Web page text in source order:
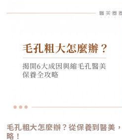
低，肌膚質感可能回復至治療前的狀態
胞活力下降，因此建議每3至4個月進行
健康。一項針對40至65歲受試者的研
隔30天）後，在1個月與4個月的評估中
升，且效果可維持至少4個月。受試者
緻，印證持續治療的重要性。（參考來
菲洛療程前後注意事項術前： 停止服用
E） 治療當天避免化妝、飲酒 保持作息
24小時內避免按摩施打部位 三天內避免
熱敷與刺激性護膚產品 建議加強保濕、
與風險Profhilo屬於非交聯玻尿酸，不
作用相對少。常見輕微反應包括： 注射
（數日內可自行消退） 極少數人可能會
內緩解※ 選擇合法診所與原廠授權產品
為什麼 Profhilo 成為新一代醫美趨勢？
追求自然、柔和的改善效果，不希望臉
與傳統填充型療程最大的不同，在於它
並非單純地填補，而是將高濃度玻尿酸均
膠原蛋白與彈力蛋白新生，啟動肌膚的自
Ultherapy Prime（美音二代）在 2026
大幅優化了「舒適度」。3.1 減痛技術
型與頻率，使熱能釋放更加穩定均勻。
顯著提升，不再需要像早期那樣「痛到
織受熱收縮，會有 10-20% 的即時拉提
個月，隨著膠原蛋白的大量新生，輪廓
生活作息下，一次優良的治療效果可維
處方箋：美音二代的精準佈點很多診所
持：條數不是越多越好，精準度才是關
（臉凹），過少則無感。在辰美學，我
程度，規劃專屬的能量地圖。以下是 2026
更好的「精緻度」，我常會建議在音波
外輪廓的固定，或是以「混合式填充」
提、由外固定」的複合思維，才是現代
避坑建議當妳搜尋「美國音波二代價格
為醫師，我必須提醒大家，費用背後包含
及最重要的「醫師的技術與判讀經驗」。
節以及真實的術後效果，幫助你評估這
痘痘總是反覆發作？看懂萬惡之源「皮
前，我們必須先了解痘痘（痤瘡）究竟
包含四大關鍵： 皮脂分泌過盛：受到賀
脂腺製造出過多的油脂。 毛囊角化異常
混合後堵塞毛孔，形成粉刺。 痤瘡桿菌
菌（C. acnes）的溫床，細菌大量繁殖
反應，導致紅腫、化膿，形成嚴重的囊
中，「皮脂分泌過盛」是啟動後續一連
抗生素主要針對殺菌；外用酸類主要針
制皮脂腺分泌，這也是為什麼口服 A 酸
器。然而，口服 A 酸伴隨著全身性的副
生，就是為了一次解決這個痛點：我們
效地控制皮脂腺？什麼是 AviClear 戰
AviClear 戰痘雷射是一台利用特定波長
心技術在於突破性的1726nm 波長雷射
吃油脂」的標靶治療在雷射醫學中，不
素、血紅素、水分）吸收。1726nm 這個
中，被皮脂（油脂）吸收的效率，大約是
的雷射光束打入真皮層時，能量會精準地
毛孔粗大怎麼辦？從保養到醫美
略！